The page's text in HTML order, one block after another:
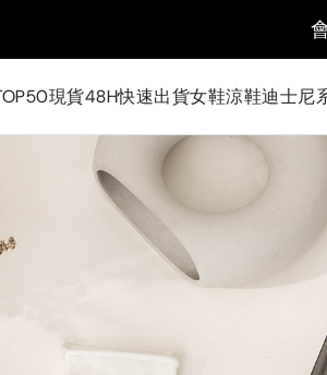
現貨48H快速出貨女鞋涼鞋迪士尼